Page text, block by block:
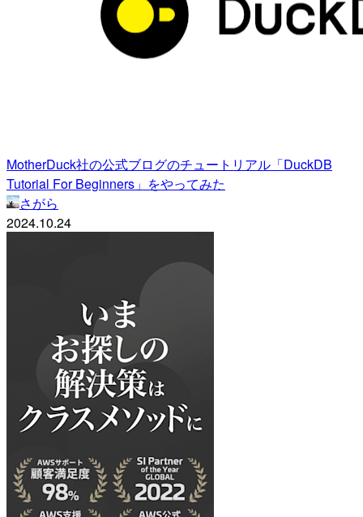
MotherDuck社の公式ブログのチュートリアル「DuckDB
Tutorial For Beginners」をやってみた
さがら
2024.10.24